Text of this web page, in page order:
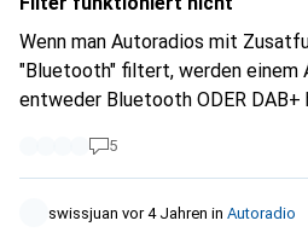
Wenn man Autoradios mit
"Bluetooth" filtert, werden einem
entweder Bluetooth ODER DAB+
5
swissjuan vor 4 Jahren in Autoradio